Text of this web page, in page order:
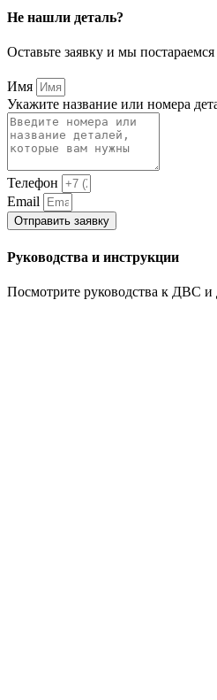
Не нашли деталь?
Оставьте заявку и мы
Имя
Укажите название или номера
Телефон
Email
Отправить заявку
Руководства и инструкции
Посмотрите руководства к ДВС